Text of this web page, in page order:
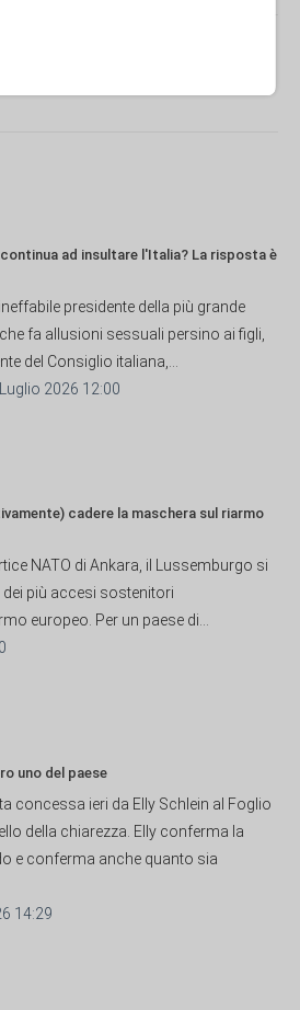
ad insultare l'Italia? La risposta è
presidente della più grande
fa allusioni sessuali persino ai figli,
del Consiglio italiana,...
2026 12:00
cadere la maschera sul riarmo
NATO di Ankara, il Lussemburgo si
più accesi sostenitori
europeo. Per un paese di...
uno del paese
concessa ieri da Elly Schlein al Foglio
della chiarezza. Elly conferma la
e conferma anche quanto sia
14:29